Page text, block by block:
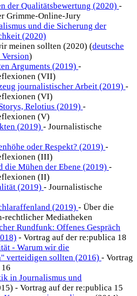
der Qualitätsbewertung (2020) -
Grimme-Online-Jury
und die Sicherung der
(2020)
meinen sollten (2020) (deutsche
)
Arguments (2019) -
(VII)
journalistischer Arbeit (2019) -
(VI)
Relotius (2019) -
(V)
(2019) - Journalistische
oder Respekt? (2019) -
(III)
die Mühen der Ebene (2019) -
(II)
(2019) - Journalistische
(2019) - Über die
rechtlicher Mediatheken
Rundfunk: Offenes Gespräch
- Vortrag auf der re:publica 18
- Warum wir die
verteidigen sollten (2016) - Vortrag
in Journalismus und
- Vortrag auf der re:publica 15